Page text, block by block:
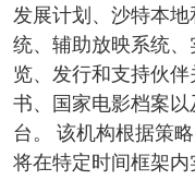
发展计划、沙特本
统、辅助放映系统
览、发行和支持伙
书、国家电影档案
台。 该机构根据策
将在特定时间框架内